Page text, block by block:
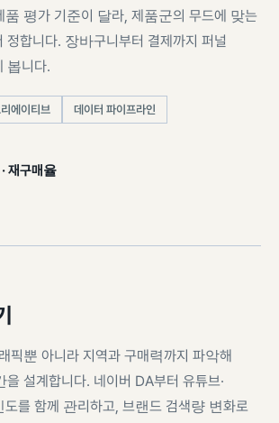
품 평가 기준이 달라, 제품군의 무드에 맞는
정합니다. 장바구니부터 결제까지 퍼널
봅니다.
에이티브 데이터 파이프라인
재구매율
픽뿐 아니라 지역과 구매력까지 파악해
설계합니다. 네이버 DA부터 유튜브·
도를 함께 관리하고, 브랜드 검색량 변화로